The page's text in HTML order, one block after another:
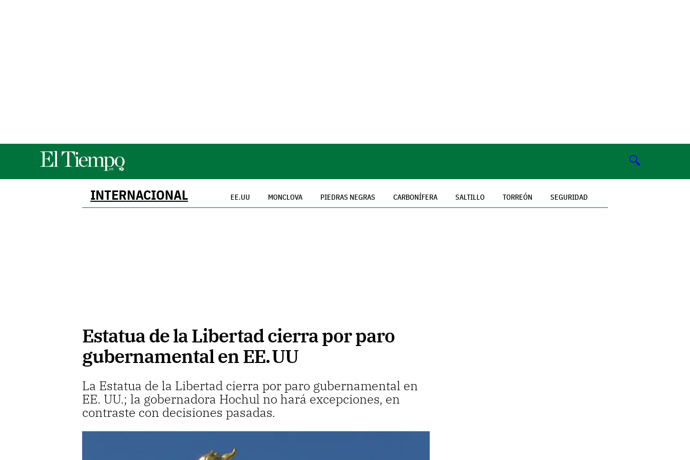
🔍
INTERNACIONAL EE.UU MONCLOVA PIEDRAS NEGRAS CARBONÍFERA SALTILLO TORREÓN SEGURIDAD
Estatua de la Libertad cierra por paro
gubernamental en EE. UU
La Estatua de la Libertad cierra por paro gubernamental en
EE. UU.; la gobernadora Hochul no hará excepciones, en
contraste con decisiones pasadas.